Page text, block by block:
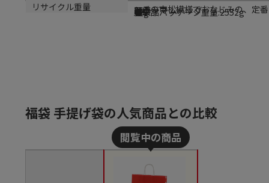
商品説明
マチの市松模様でおなじみの、定
メーカー名
シモジマ
シリーズ名
25チャームバッグ
規格
2才
カラー
福袋
重量
●単品パッケージ重量:2552g
リサイクル重量
52g
福袋 手提げ袋の人気商品との比較